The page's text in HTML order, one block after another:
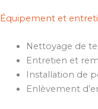
Équipement et
Nettoyage de
Entretien et
Installation de
Enlèvement